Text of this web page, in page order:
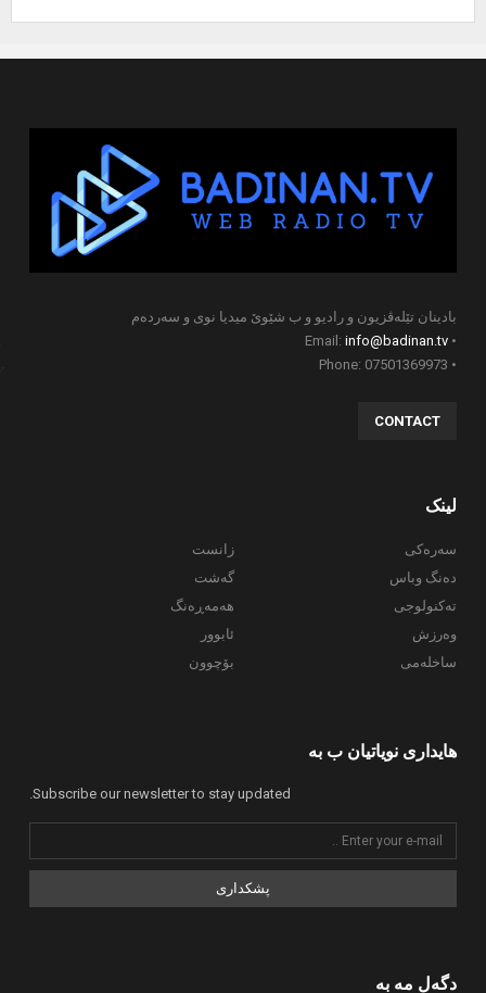
بادینان تێلەڤزیون و رادیو و ب شێوێ میدیا نوی و سەردەم
info@badinan.tv
CONTACT
لینک
سەرەکی
دەنگ وباس
تەکنولوجی
وەرزش
ساخلەمی
زانست
گەشت
هەمەڕەنگ
ئابوور
بۆچوون
هایداری نویاتیان ب بە
Subscribe our newsletter to stay updated.
پشکداری
دگەل مە بە